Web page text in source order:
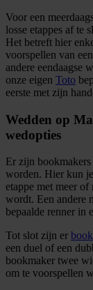
Voor een
losse etappes af te
Het betreft hier
voorspellen van
andere eendaagse
onze eigen Toto
eerste met zijn
Wedden op
wedopties
Er zijn
worden. Hier kun
etappe met meer
wordt. Een andere
bepaalde renner in
Tot slot zijn er
een duel of een
bookmaker twee
om te voorspellen